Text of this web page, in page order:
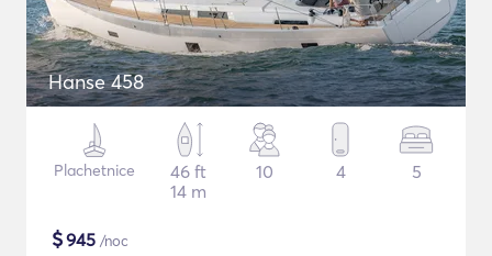
Hanse 458
Plachetnice
46 ft
14 m
10 4 5
$945 /noc